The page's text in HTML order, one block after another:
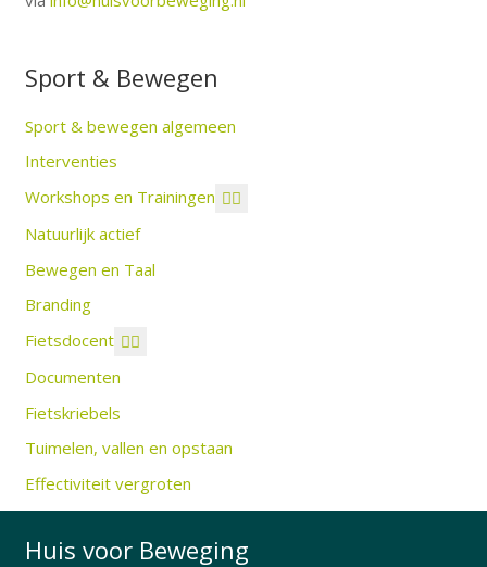
Sport & Bewegen
Sport & bewegen algemeen
Interventies
Workshops en Trainingen
Natuurlijk actief
Bewegen en Taal
Branding
Fietsdocent
Documenten
Fietskriebels
Tuimelen, vallen en opstaan
Effectiviteit vergroten
Huis voor Beweging